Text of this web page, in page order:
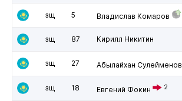
зщ 5 Владислав Комаров
зщ 87 Кирилл Никитин
зщ 27 Абылайхан Сулейменов
зщ 18 Евгений Фокин 2